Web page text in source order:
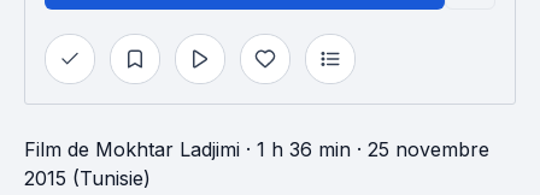
Film de Mokhtar Ladjimi · 1 h 36 min · 25 novembre
2015 (Tunisie)